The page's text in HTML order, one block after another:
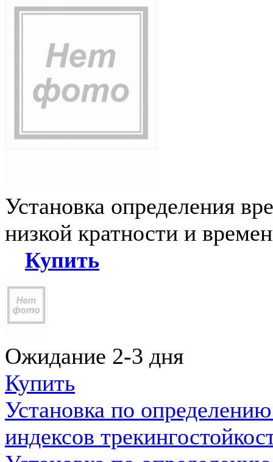
Установка определения
низкой кратности и
Купить
Ожидание 2-3 дня
Купить
Установка по
индексов